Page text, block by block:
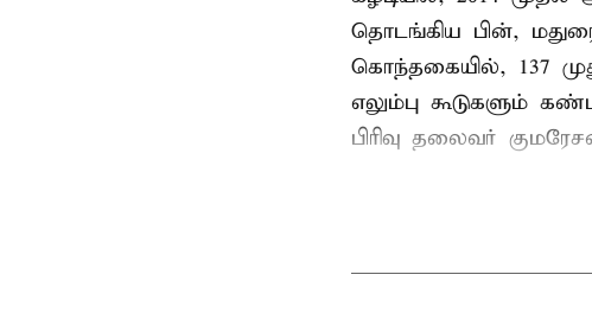
தொடங்கிய பின்,
கொந்தகையில், 137
எலும்பு கூடுகளும்
பிரிவு தலைவர்